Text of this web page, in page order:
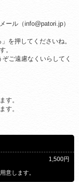
ル（info@patori.jp）
を押してくださいね。
。
ご遠慮なくいらしてく
す。
す。
1,500円
意します。